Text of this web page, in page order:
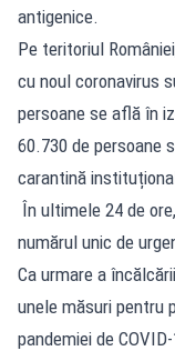
antigenice.
Pe teritoriul
cu noul coronavirus
persoane se află în
60.730 de persoane
carantină
În ultimele 24 de
numărul unic de
Ca urmare a
unele măsuri pentru
pandemiei de